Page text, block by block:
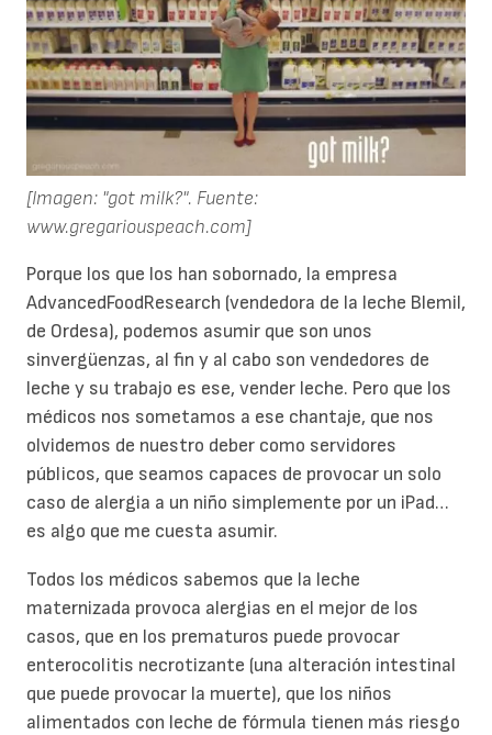
[Imagen: "got milk?". Fuente:
www.gregariouspeach.com]
Porque los que los han sobornado, la empresa
AdvancedFoodResearch (vendedora de la leche Blemil,
de Ordesa), podemos asumir que son unos
sinvergüenzas, al fin y al cabo son vendedores de
leche y su trabajo es ese, vender leche. Pero que los
médicos nos sometamos a ese chantaje, que nos
olvidemos de nuestro deber como servidores
públicos, que seamos capaces de provocar un solo
caso de alergia a un niño simplemente por un iPad…
es algo que me cuesta asumir.
Todos los médicos sabemos que la leche
maternizada provoca alergias en el mejor de los
casos, que en los prematuros puede provocar
enterocolitis necrotizante (una alteración intestinal
que puede provocar la muerte), que los niños
alimentados con leche de fórmula tienen más riesgo